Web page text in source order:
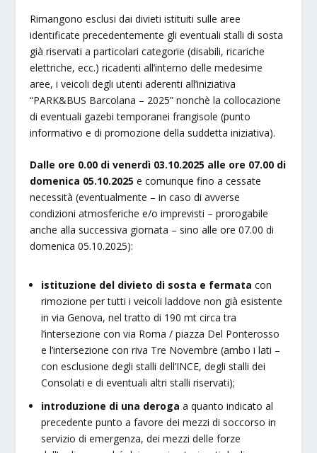
Rimangono esclusi dai divieti istituiti sulle aree
identificate precedentemente gli eventuali stalli di sosta
già riservati a particolari categorie (disabili, ricariche
elettriche, ecc.) ricadenti all’interno delle medesime
aree, i veicoli degli utenti aderenti all’iniziativa
“PARK&BUS Barcolana – 2025” nonchè la collocazione
di eventuali gazebi temporanei frangisole (punto
informativo e di promozione della suddetta iniziativa).
Dalle ore 0.00 di venerdì 03.10.2025 alle ore 07.00 di
domenica 05.10.2025 e comunque fino a cessate
necessità (eventualmente – in caso di avverse
condizioni atmosferiche e/o imprevisti – prorogabile
anche alla successiva giornata – sino alle ore 07.00 di
domenica 05.10.2025):
istituzione del divieto di sosta e fermata con
rimozione per tutti i veicoli laddove non già esistente
in via Genova, nel tratto di 190 mt circa tra
l’intersezione con via Roma / piazza Del Ponterosso
e l’intersezione con riva Tre Novembre (ambo i lati –
con esclusione degli stalli dell’INCE, degli stalli dei
Consolati e di eventuali altri stalli riservati);
introduzione di una deroga a quanto indicato al
precedente punto a favore dei mezzi di soccorso in
servizio di emergenza, dei mezzi delle forze